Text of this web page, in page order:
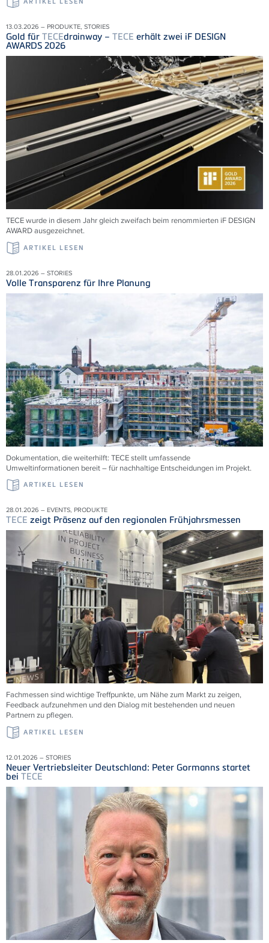
13.03.2026 – PRODUKTE, STORIES
Gold für TECEdrainway – TECE erhält zwei iF DESIGN
AWARDS 2026
TECE wurde in diesem Jahr gleich zweifach beim renommierten iF DESIGN
AWARD ausgezeichnet.
ARTIKEL LESEN
28.01.2026 – STORIES
Volle Transparenz für Ihre Planung
Dokumentation, die weiterhilft: TECEstellt umfassende
Umweltinformationen bereit – für nachhaltige Entscheidungen im Projekt.
ARTIKEL LESEN
28.01.2026 – EVENTS, PRODUKTE
TECE zeigt Präsenz auf den regionalen Frühjahrsmessen
Fachmessen sind wichtige Treffpunkte, um Nähe zum Markt zu zeigen,
Feedback aufzunehmen und den Dialog mit bestehenden und neuen
Partnern zu pflegen.
ARTIKEL LESEN
12.01.2026 – STORIES
Neuer Vertriebsleiter Deutschland: Peter Gormanns startet
bei TECE